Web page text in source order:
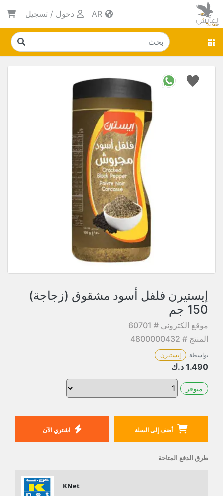
دخول / تسجيل
إيستيرن فلفل أسود مشقوق (زجاجة)
150 جم
موقع الكتروني # 60701
المنتج # 4800000432
بواسطة إيستيرن
1.490 د.ك
متوفر
أضف إلى السلة اشتري الآن
طرق الدفع المتاحة
KNet